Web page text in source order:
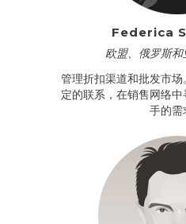
Federica
欧盟、俄罗斯
管理折扣渠道和批发市
定的联系，在销售网络
手的需